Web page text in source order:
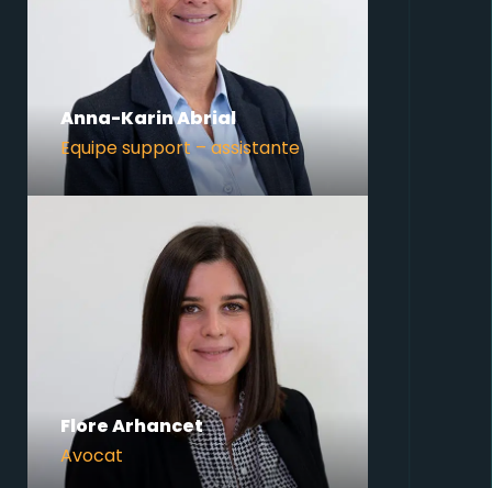
Anna-Karin Abrial
Equipe support – assistante
Flore Arhancet
Avocat